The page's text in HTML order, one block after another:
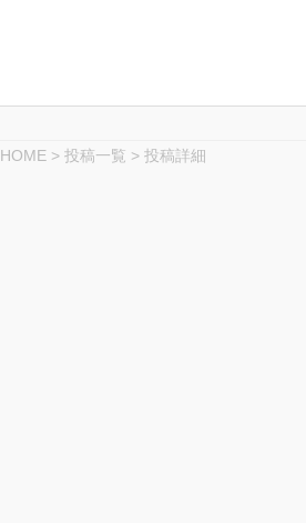
HOME > 投稿一覧 > 投稿詳細